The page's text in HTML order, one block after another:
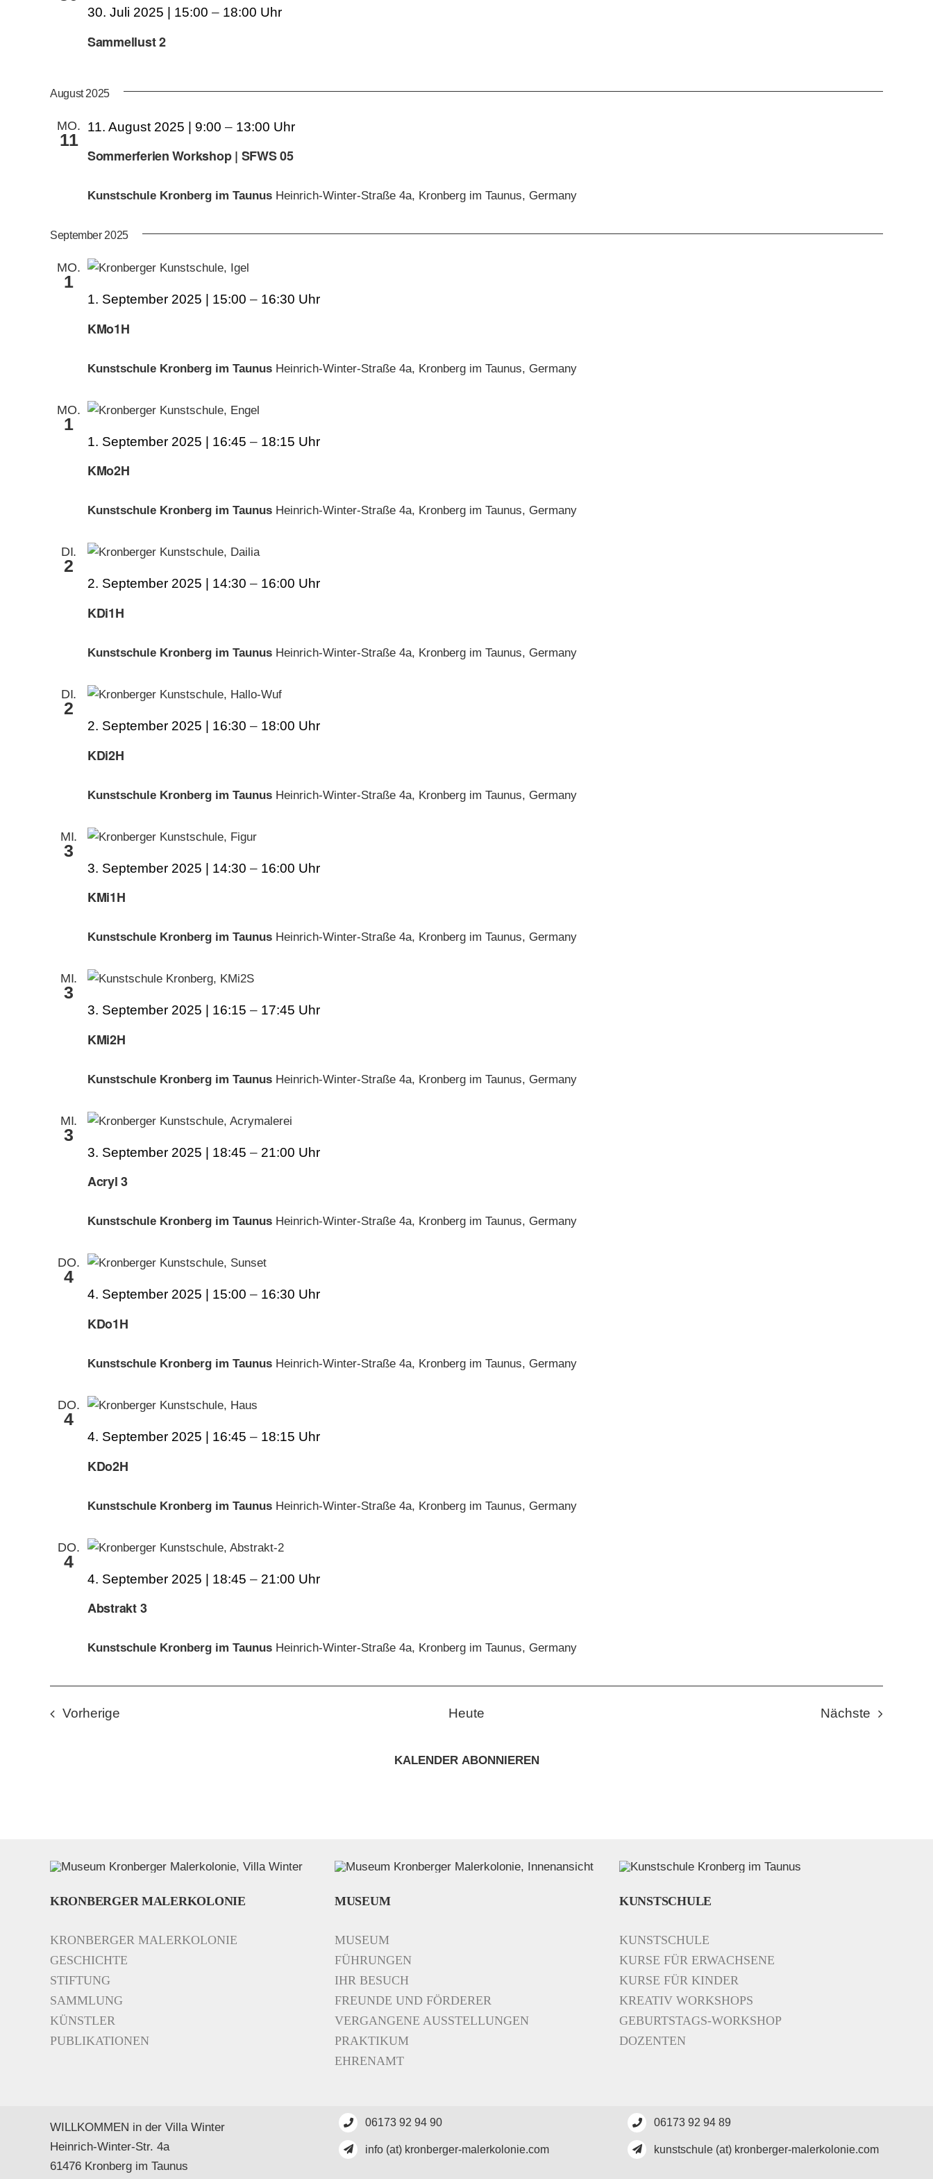
Sammellust 2
30. Juli 2025 | 15:00 – 18:00
August 2025
MO.
11
Sommerferien Workshop | SFWS 05
11. August 2025 | 9:00 – 13:00
Kunstschule Kronberg im Taunus Heinrich-Winter-Straße 4a, Kronberg im Taunus, Germany
September 2025
MO.
1
KMo1H
1. September 2025 | 15:00 – 16:30
Kunstschule Kronberg im Taunus Heinrich-Winter-Straße 4a, Kronberg im Taunus, Germany
MO.
1
KMo2H
1. September 2025 | 16:45 – 18:15
Kunstschule Kronberg im Taunus Heinrich-Winter-Straße 4a, Kronberg im Taunus, Germany
DI.
2
KDi1H
2. September 2025 | 14:30 – 16:00
Kunstschule Kronberg im Taunus Heinrich-Winter-Straße 4a, Kronberg im Taunus, Germany
DI.
2
KDi2H
2. September 2025 | 16:30 – 18:00
Kunstschule Kronberg im Taunus Heinrich-Winter-Straße 4a, Kronberg im Taunus, Germany
MI.
3
KMi1H
3. September 2025 | 14:30 – 16:00
Kunstschule Kronberg im Taunus Heinrich-Winter-Straße 4a, Kronberg im Taunus, Germany
MI.
3
KMi2H
3. September 2025 | 16:15 – 17:45
Kunstschule Kronberg im Taunus Heinrich-Winter-Straße 4a, Kronberg im Taunus, Germany
MI.
3
Acryl 3
3. September 2025 | 18:45 – 21:00
Kunstschule Kronberg im Taunus Heinrich-Winter-Straße 4a, Kronberg im Taunus, Germany
DO.
4
KDo1H
4. September 2025 | 15:00 – 16:30
Kunstschule Kronberg im Taunus Heinrich-Winter-Straße 4a, Kronberg im Taunus, Germany
DO.
4
KDo2H
4. September 2025 | 16:45 – 18:15
Kunstschule Kronberg im Taunus Heinrich-Winter-Straße 4a, Kronberg im Taunus, Germany
DO.
4
Abstrakt 3
4. September 2025 | 18:45 – 21:00
Kunstschule Kronberg im Taunus Heinrich-Winter-Straße 4a, Kronberg im Taunus, Germany
Vorherige Heute Nächste
KALENDER ABONNIEREN
KRONBERGER MALERKOLONIE
KRONBERGER MALERKOLONIE
GESCHICHTE
STIFTUNG
SAMMLUNG
KÜNSTLER
PUBLIKATIONEN
MUSEUM
MUSEUM
FÜHRUNGEN
IHR BESUCH
FREUNDE UND FÖRDERER
VERGANGENE AUSSTELLUNGEN
PRAKTIKUM
EHRENAMT
KUNSTSCHULE
KUNSTSCHULE
KURSE FÜR ERWACHSENE
KURSE FÜR KINDER
KREATIV WORKSHOPS
GEBURTSTAGS-WORKSHOP
DOZENTEN
WILLKOMMEN in der Villa Winter
Heinrich-Winter-Str. 4a
61476 Kronberg im Taunus
06173 92 94 90
info (at) kronberger-malerkolonie.com
06173 92 94 89
kunstschule (at) kronberger-malerkolonie.com